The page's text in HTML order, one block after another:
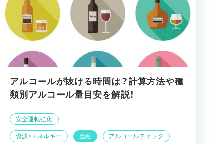
アルコールが抜ける時間は？計算方法や種
類別アルコール量目安を解説！
資源・エネルギー 金融 アルコールチェック
安全運転強化